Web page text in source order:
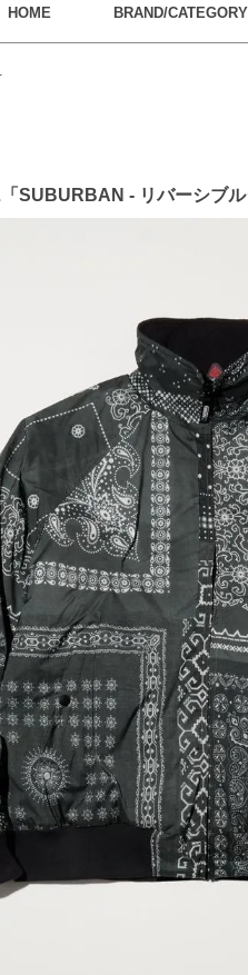
HOME BRAND/CATEGORY
SUBURBAN - リバーシブル